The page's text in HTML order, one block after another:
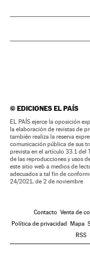
©EDICIONES EL PAÍS
EL PAÍS ejerce la oposición
la elaboración de revistas de
también realiza la reserva
comunicación pública de sus
prevista en el artículo 33.1 del
de las reproducciones y usos
este sitio web a medios de
adecuados a tal fin de
24/2021, de 2 de noviembre
Contacto Venta de
Política de privacidad Mapa
RSS